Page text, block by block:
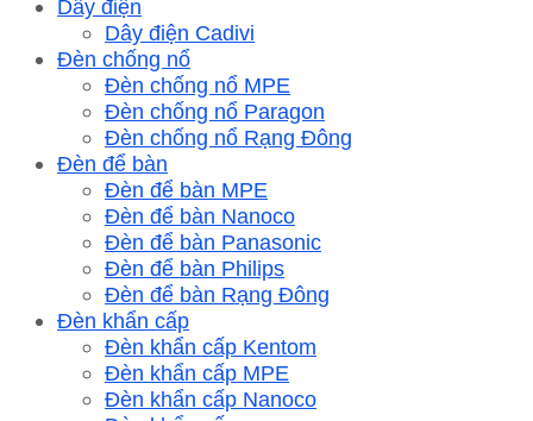
Dây điện
Dây điện Cadivi
Đèn chống nổ
Đèn chống nổ MPE
Đèn chống nổ Paragon
Đèn chống nổ Rạng Đông
Đèn để bàn
Đèn để bàn MPE
Đèn để bàn Nanoco
Đèn để bàn Panasonic
Đèn để bàn Philips
Đèn để bàn Rạng Đông
Đèn khẩn cấp
Đèn khẩn cấp Kentom
Đèn khẩn cấp MPE
Đèn khẩn cấp Nanoco